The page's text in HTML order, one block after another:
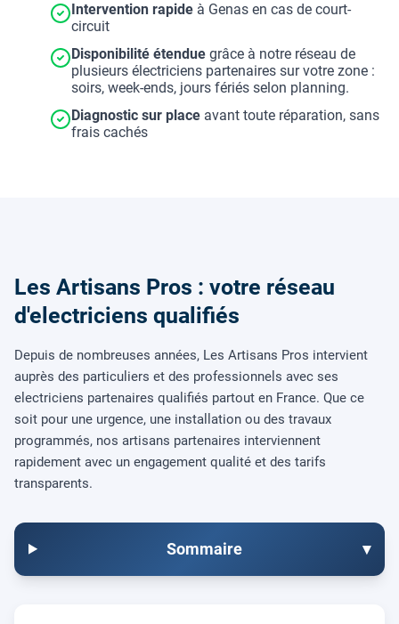
Intervention rapide à Genas en cas de court-
circuit
Disponibilité étendue grâce à notre réseau de
plusieurs électriciens partenaires sur votre zone :
soirs, week-ends, jours fériés selon planning.
Diagnostic sur place avant toute réparation, sans
frais cachés
Les Artisans Pros : votre réseau
d'electriciens qualifiés
Depuis de nombreuses années, Les Artisans Pros intervient
auprès des particuliers et des professionnels avec ses
electriciens partenaires qualifiés partout en France. Que ce
soit pour une urgence, une installation ou des travaux
programmés, nos artisans partenaires interviennent
rapidement avec un engagement qualité et des tarifs
transparents.
Sommaire ▾